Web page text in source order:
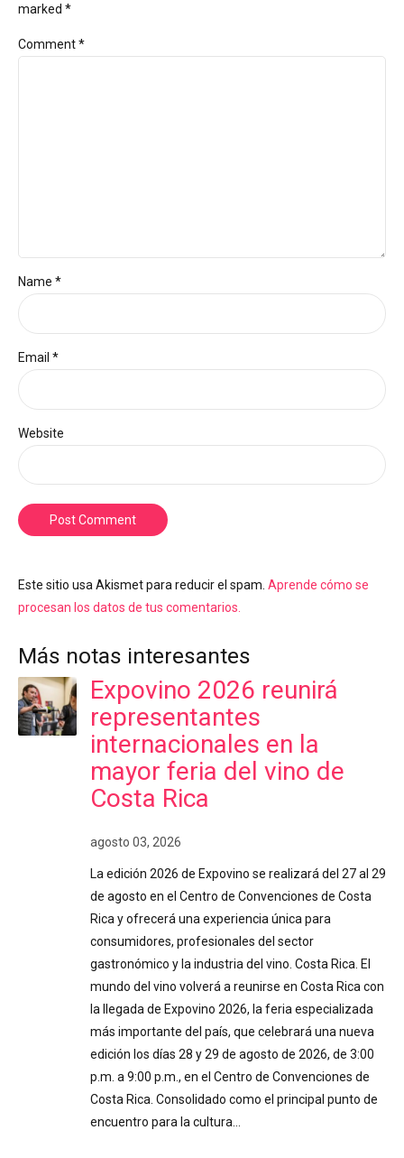
marked *
Comment*
Name *
Email *
Website
Post Comment
Este sitio usa Akismet para reducir el spam. Aprende cómo se
procesan los datos de tus comentarios.
Más notas interesantes
Expovino 2026 reunirá
representantes
internacionales en la
mayor feria del vino de
Costa Rica
agosto 03, 2026
La edición 2026 de Expovino se realizará del 27 al 29
de agosto en el Centro de Convenciones de Costa
Rica y ofrecerá una experiencia única para
consumidores, profesionales del sector
gastronómico y la industria del vino. Costa Rica. El
mundo del vino volverá a reunirse en Costa Rica con
la llegada de Expovino 2026, la feria especializada
más importante del país, que celebrará una nueva
edición los días 28 y 29 de agosto de 2026, de 3:00
p.m. a 9:00 p.m., en el Centro de Convenciones de
Costa Rica. Consolidado como el principal punto de
encuentro para la cultura…